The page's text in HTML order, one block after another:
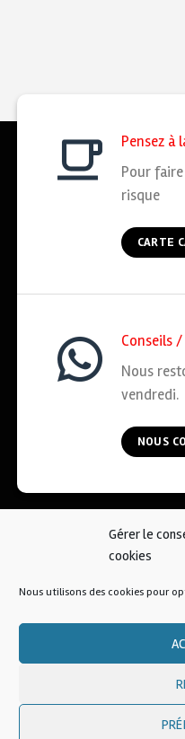
Gérer le
cookies
Nous utilisons des cookies pour
Pensez à
Pour
risque
CARTE
Conseils
Nous
vendredi.
NOUS
COOKIES
Une création